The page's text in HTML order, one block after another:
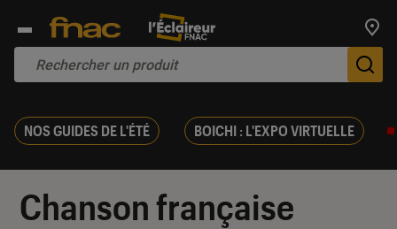
NOS GUIDES DE L'ÉTÉ BOICHI : L'EXPO VIRTUELLE
Chanson française